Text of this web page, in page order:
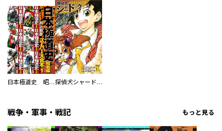
日本極道史 昭和編 スーパー大合本 探偵犬シャードック（新装版）
戦争・軍事・戦記 もっと見る